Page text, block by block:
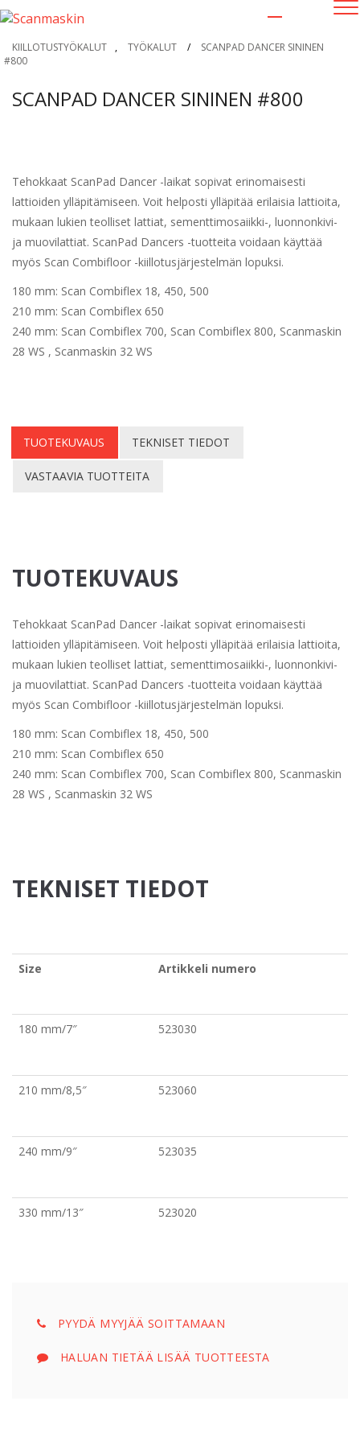
KIILLOTUSTYÖKALUT , TYÖKALUT /
SCANPAD DANCER SININEN
#800
SCANPAD DANCER SININEN #800
Tehokkaat ScanPad Dancer -laikat sopivat erinomaisesti
lattioiden ylläpitämiseen. Voit helposti ylläpitää erilaisia lattioita,
mukaan lukien teolliset lattiat, sementtimosaiikki-, luonnonkivi-
ja muovilattiat. ScanPad Dancers -tuotteita voidaan käyttää
myös Scan Combifloor -kiillotusjärjestelmän lopuksi.
180 mm: Scan Combiflex 18, 450, 500
210 mm: Scan Combiflex 650
240 mm: Scan Combiflex 700, Scan Combiflex 800, Scanmaskin
28 WS , Scanmaskin 32 WS
TUOTEKUVAUS TEKNISET TIEDOT
VASTAAVIA TUOTTEITA
TUOTEKUVAUS
Tehokkaat ScanPad Dancer -laikat sopivat erinomaisesti
lattioiden ylläpitämiseen. Voit helposti ylläpitää erilaisia lattioita,
mukaan lukien teolliset lattiat, sementtimosaiikki-, luonnonkivi-
ja muovilattiat. ScanPad Dancers -tuotteita voidaan käyttää
myös Scan Combifloor -kiillotusjärjestelmän lopuksi.
180 mm: Scan Combiflex 18, 450, 500
210 mm: Scan Combiflex 650
240 mm: Scan Combiflex 700, Scan Combiflex 800, Scanmaskin
28 WS , Scanmaskin 32 WS
TEKNISET TIEDOT
Size Artikkeli numero
180 mm/7″ 523030
210 mm/8,5″ 523060
240 mm/9″ 523035
330 mm/13″ 523020
PYYDÄ MYYJÄÄ SOITTAMAAN
HALUAN TIETÄÄ LISÄÄ TUOTTEESTA